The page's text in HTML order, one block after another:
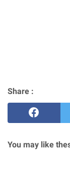
Share :
You may like